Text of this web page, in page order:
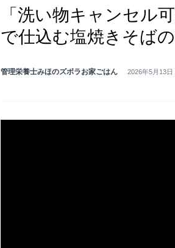
「洗い物キャンセル
で仕込む塩焼きそば
管理栄養士みほのズボラお家ごはん 2026年5月13日